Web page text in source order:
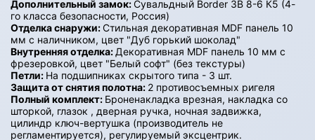
Дополнительный замок:Сувальдный Border ЗВ 8-6 К5 (4-
го класса безопасности, Россия)
Отделка снаружи:Стильная декоративная MDF панель 10
мм с наличником, цвет "Дуб горький шоколад"
Внутренняя отделка: Декоративная MDF панель 10 мм с
фрезеровкой, цвет "Белый софт" (без текстуры)
Петли: На подшипниках скрытого типа - 3 шт.
Защита от снятия полотна: 2 противосъемных ригеля
Полный комплект: Броненакладка врезная, накладка со
шторкой, глазок , дверная ручка, ночная задвижка,
цилиндр ключ-вертушка (производитель не
регламентируется), регулируемый эксцентрик.